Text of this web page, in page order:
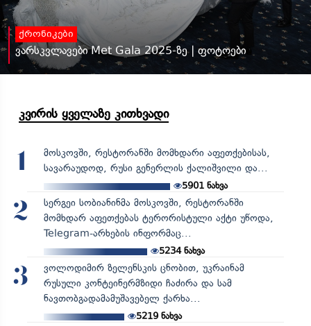
ქრონიკები
ვარსკვლავები Met Gala 2025-ზე | ფოტოები
კვირის ყველაზე კითხვადი
1
მოსკოვში, რესტორანში მომხდარი აფეთქებისას,
სავარაუდოდ, რუსი გენერლის ქალიშვილი და...
5901 ნახვა
2
სერგეი სობიანინმა მოსკოვში, რესტორანში
მომხდარ აფეთქებას ტერორისტული აქტი უწოდა,
Telegram-არხების ინფორმაც...
5234ნახვა
3
ვოლოდიმირ ზელენსკის ცნობით, უკრაინამ
რუსული კონტეინერმზიდი ჩაძირა და სამ
ნავთობგადამამუშავებელ ქარხა...
5219ნახვა